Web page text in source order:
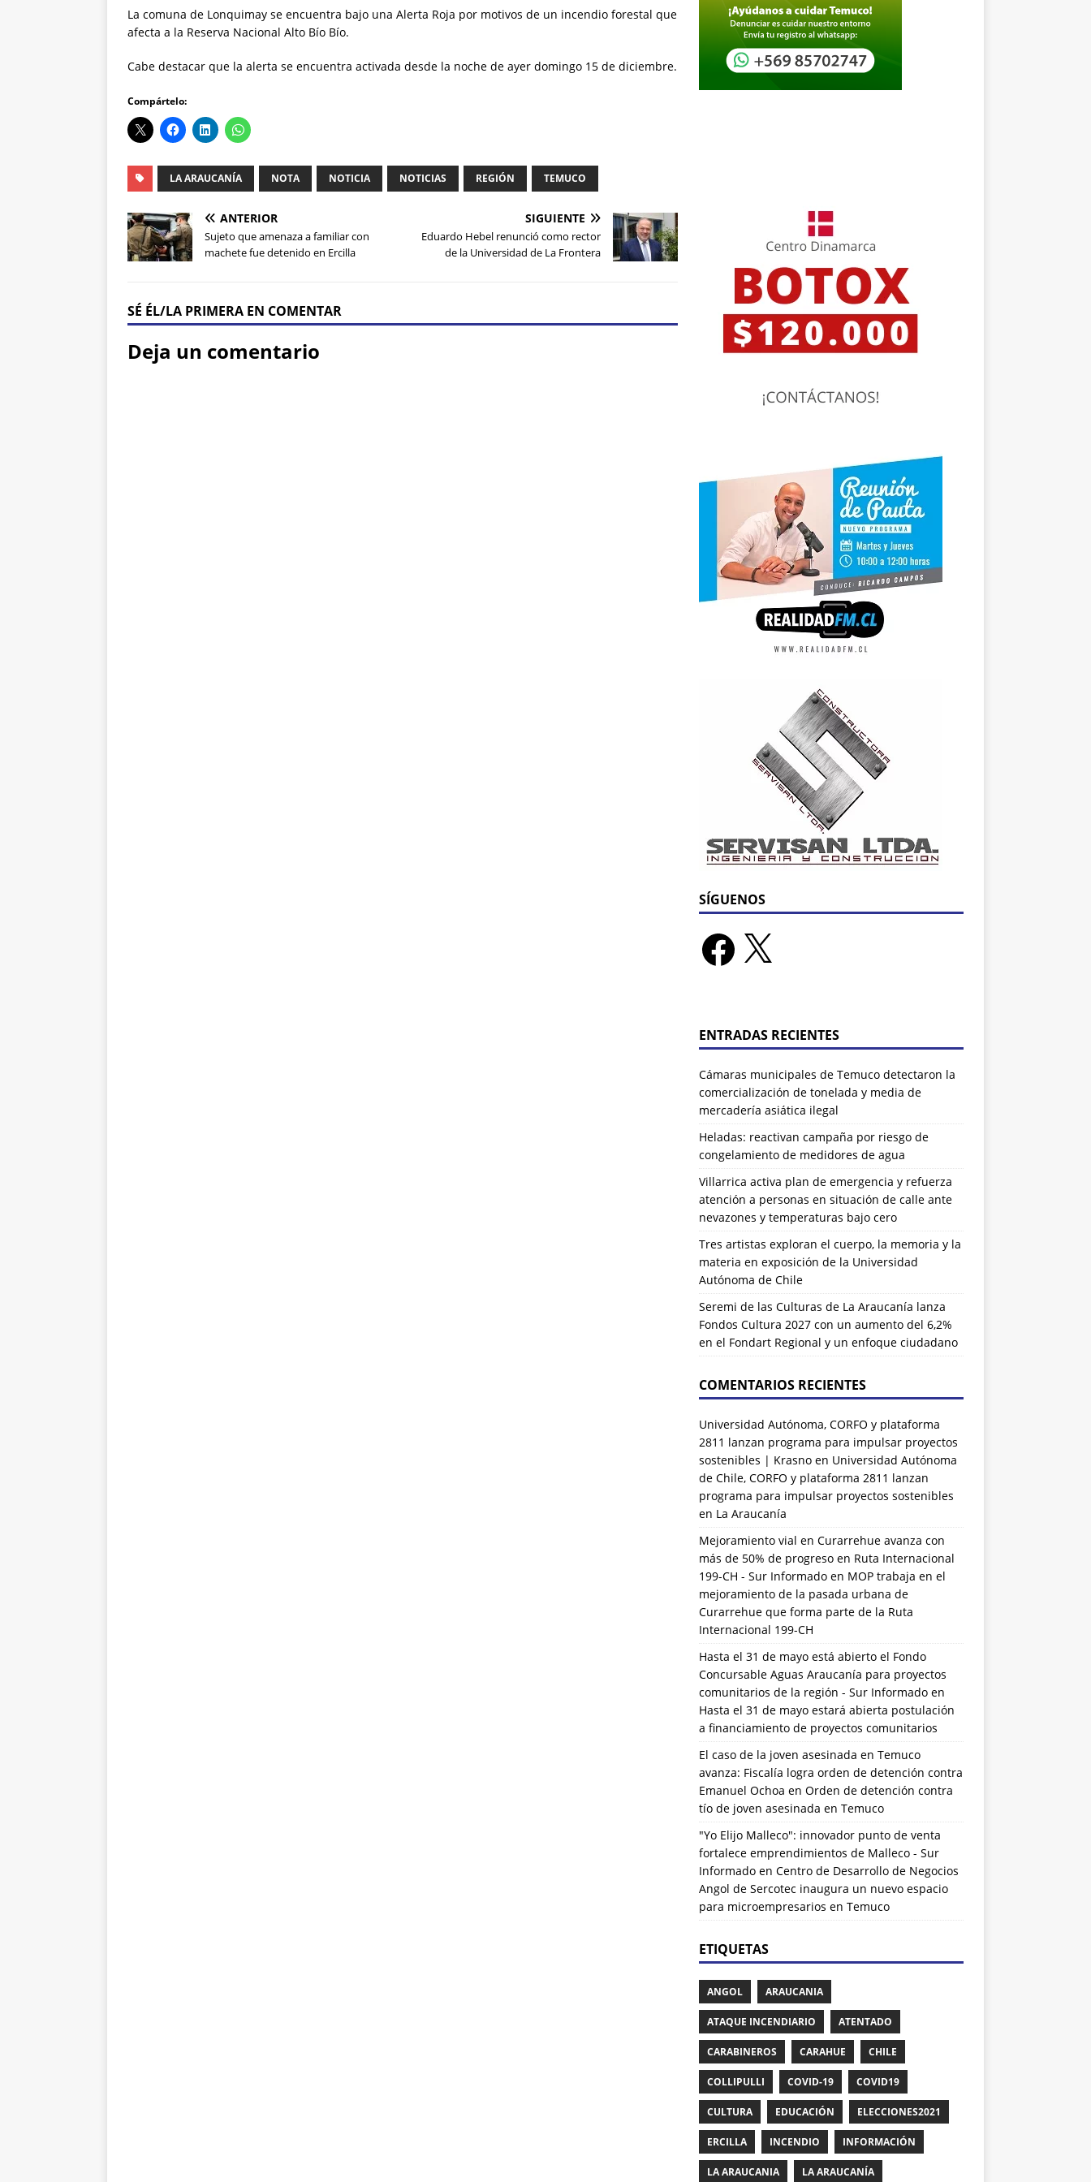
La comuna de Lonquimay se encuentra bajo una Alerta Roja por motivos de un incendio forestal que
afecta a la Reserva Nacional Alto Bío Bío.
Cabe destacar que la alerta se encuentra activada desde la noche de ayer domingo 15 de diciembre.
Compártelo:
LA ARAUCANÍA NOTA NOTICIA NOTICIAS REGIÓN TEMUCO
ANTERIOR
Sujeto que amenaza a familiar con
machete fue detenido en Ercilla
SIGUIENTE
Eduardo Hebel renunció como rector
de la Universidad de La Frontera
SÉ ÉL/LA PRIMERA EN COMENTAR
Deja un comentario
SÍGUENOS
ENTRADAS RECIENTES
Cámaras municipales de Temuco detectaron la
comercialización de tonelada y media de
mercadería asiática ilegal
Heladas: reactivan campaña por riesgo de
congelamiento de medidores de agua
Villarrica activa plan de emergencia y refuerza
atención a personas en situación de calle ante
nevazones y temperaturas bajo cero
Tres artistas exploran el cuerpo, la memoria y la
materia en exposición de la Universidad
Autónoma de Chile
Seremi de las Culturas de La Araucanía lanza
Fondos Cultura 2027 con un aumento del 6,2%
en el Fondart Regional y un enfoque ciudadano
COMENTARIOS RECIENTES
Universidad Autónoma, CORFO y plataforma
2811 lanzan programa para impulsar proyectos
sostenibles | Krasnoen Universidad Autónoma
de Chile, CORFO y plataforma 2811 lanzan
programa para impulsar proyectos sostenibles
en La Araucanía
Mejoramiento vial en Curarrehue avanza con
más de 50% de progreso en Ruta Internacional
199-CH - Sur Informadoen MOP trabaja en el
mejoramiento de la pasada urbana de
Curarrehue que forma parte de la Ruta
Internacional 199-CH
Hasta el 31 de mayo está abierto el Fondo
Concursable Aguas Araucanía para proyectos
comunitarios de la región - Sur Informadoen
Hasta el 31 de mayo estará abierta postulación
a financiamiento de proyectos comunitarios
El caso de la joven asesinada en Temuco
avanza: Fiscalía logra orden de detención contra
Emanuel Ochoa en Orden de detención contra
tío de joven asesinada en Temuco
"Yo Elijo Malleco": innovador punto de venta
fortalece emprendimientos de Malleco - Sur
Informadoen Centro de Desarrollo de Negocios
Angol de Sercotec inaugura un nuevo espacio
para microempresarios en Temuco
ETIQUETAS
ANGOL ARAUCANIA
ATAQUE INCENDIARIO ATENTADO
CARABINEROS CARAHUE CHILE
COLLIPULLI COVID-19 COVID19
CULTURA EDUCACIÓN ELECCIONES2021
ERCILLA INCENDIO INFORMACIÓN
LA ARAUCANIA LA ARAUCANÍA